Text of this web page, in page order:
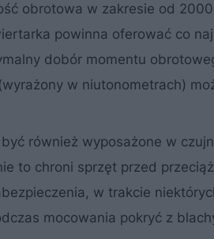
obrotowa w zakresie od
powinna oferować co
dobór momentu
w niutonometrach)
również wyposażone w
to chroni sprzęt przed
w trakcie
mocowania pokryć z